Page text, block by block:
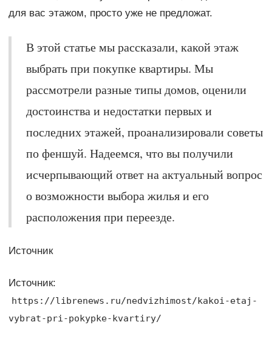
для вас этажом, просто уже не предложат.
В этой статье мы рассказали, какой этаж
выбрать при покупке квартиры. Мы
рассмотрели разные типы домов, оценили
достоинства и недостатки первых и
последних этажей, проанализировали советы
по феншуй. Надеемся, что вы получили
исчерпывающий ответ на актуальный вопрос
о возможности выбора жилья и его
расположения при переезде.
Источник
Источник:
https://librenews.ru/nedvizhimost/kakoi-etaj-
vybrat-pri-pokypke-kvartiry/